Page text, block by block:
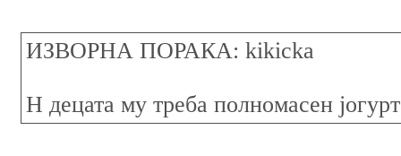
ИЗВОРНА ПОРАКА: kikicka
Н децата му треба полномасен